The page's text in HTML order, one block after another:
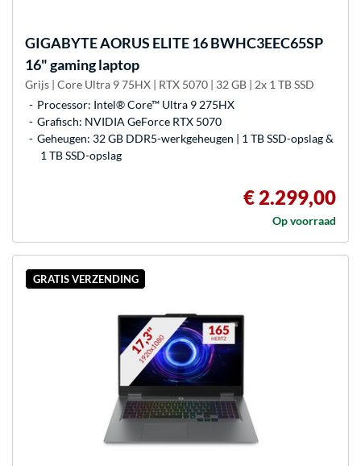
GIGABYTEAORUS ELITE 16 BWHC3EEC65SP
16" gaming laptop
Grijs | Core Ultra 9 75HX | RTX 5070 | 32 GB | 2x 1 TB SSD
Processor: Intel® Core™ Ultra 9 275HX
Grafisch: NVIDIA GeForce RTX 5070
Geheugen: 32 GB DDR5-werkgeheugen | 1 TB SSD-opslag &
1 TB SSD-opslag
€ 2.299,00
Op voorraad
GRATIS VERZENDING